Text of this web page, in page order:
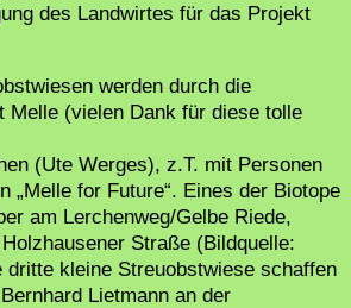
des Landwirtes für das Projekt
werden durch die
Melle (vielen Dank für diese tolle
(Ute Werges), z.T. mit Personen
„Melle for Future“. Eines der Biotope
am Lerchenweg/Gelbe Riede,
Straße (Bildquelle:
dritte kleine Streuobstwiese schaffen
Lietmann an der